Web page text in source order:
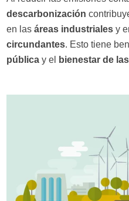
descarbonización
en lasáreas industriales y
circundantes. Esto tiene
pública y el bienestar de